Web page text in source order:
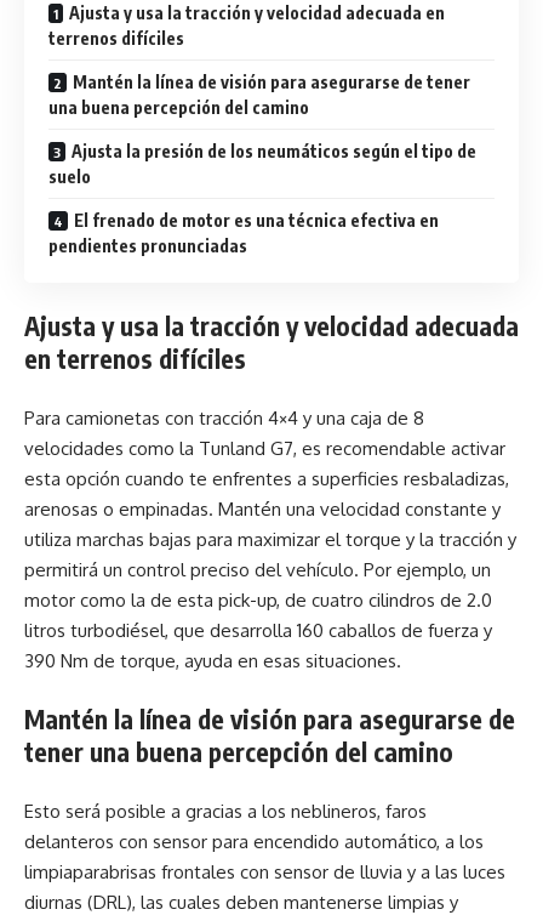
Ajusta y usa la tracción y velocidad adecuada en
terrenos difíciles
Mantén la línea de visión para asegurarse de tener
una buena percepción del camino
Ajusta la presión de los neumáticos según el tipo de
suelo
El frenado de motor es una técnica efectiva en
pendientes pronunciadas
Ajusta y usa la tracción y velocidad adecuada
en terrenos difíciles
Para camionetas con tracción 4×4 y una caja de 8
velocidades como la Tunland G7, es recomendable activar
esta opción cuando te enfrentes a superficies resbaladizas,
arenosas o empinadas. Mantén una velocidad constante y
utiliza marchas bajas para maximizar el torque y la tracción y
permitirá un control preciso del vehículo. Por ejemplo, un
motor como la de esta pick-up, de cuatro cilindros de 2.0
litros turbodiésel, que desarrolla 160 caballos de fuerza y
390 Nm de torque, ayuda en esas situaciones.
Mantén la línea de visión para asegurarse de
tener una buena percepción del camino
Esto será posible a gracias a los neblineros, faros
delanteros con sensor para encendido automático, a los
limpiaparabrisas frontales con sensor de lluvia y a las luces
diurnas (DRL), las cuales deben mantenerse limpias y